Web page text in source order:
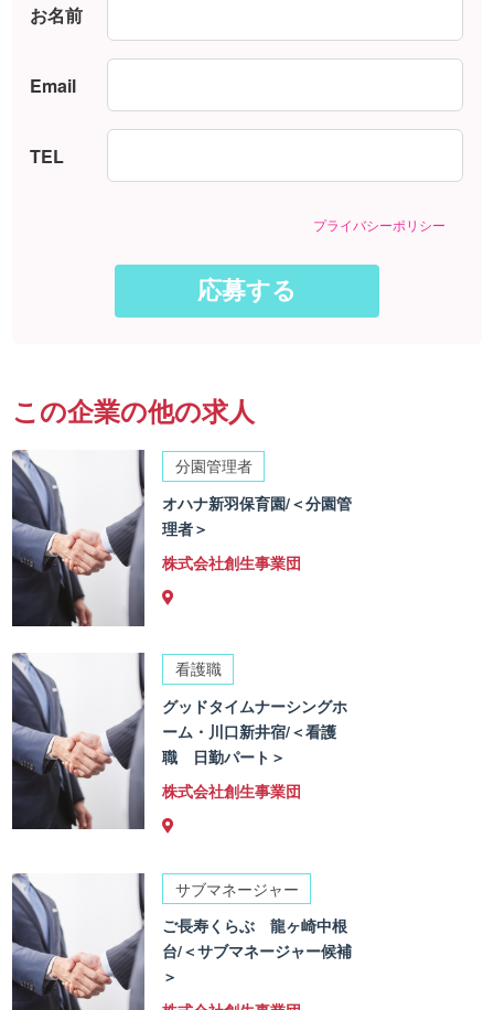
お名前
Email
TEL
プライバシーポリシー
この企業の他の求人
分園管理者
オハナ新羽保育園/＜分園管
理者＞
株式会社創生事業団
看護職
グッドタイムナーシングホ
ーム・川口新井宿/＜看護
職 日勤パート＞
株式会社創生事業団
サブマネージャー
ご長寿くらぶ 龍ヶ崎中根
台/＜サブマネージャー候補
＞